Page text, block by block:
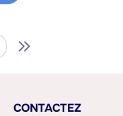
CONTACTEZ